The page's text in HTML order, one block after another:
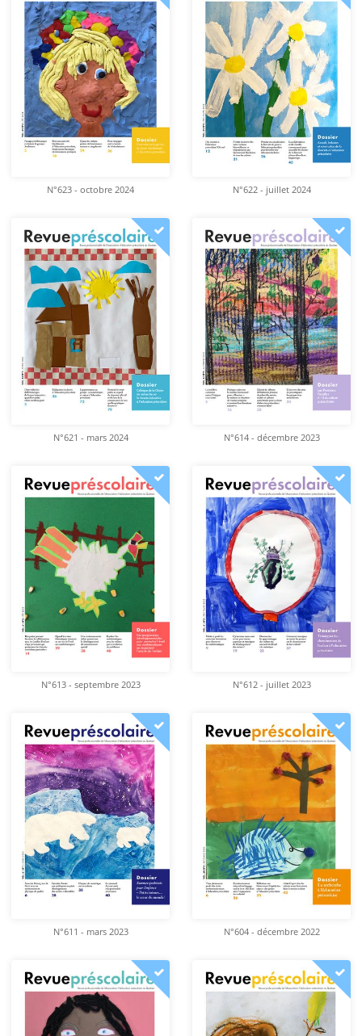
N°623 - octobre 2024 N°622 - juillet 2024
N°621 - mars 2024 N°614 - décembre 2023
N°613 - septembre 2023 N°612 - juillet 2023
N°611 - mars 2023 N°604 - décembre 2022